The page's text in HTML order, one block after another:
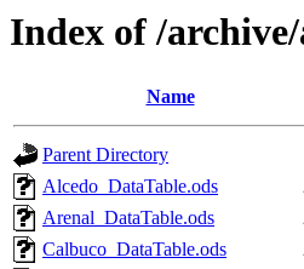
Index of /
Name
Parent Directory
Alcedo_DataTable.ods
Arenal_DataTable.ods
Calbuco_DataTable.ods